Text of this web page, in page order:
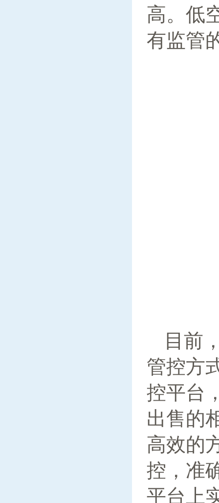
高。低
有监管
目前
管控方
控平台
出售的
高效的
控，准
平台上